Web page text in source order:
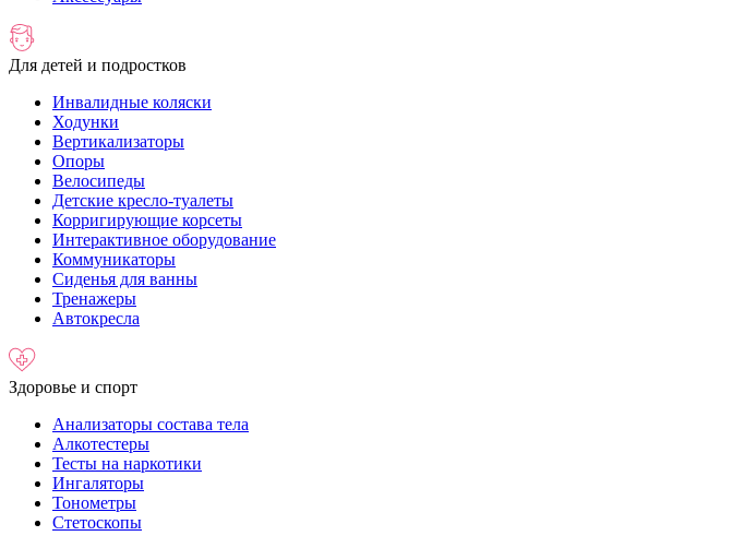
Для детей и подростков
Инвалидные коляски
Ходунки
Вертикализаторы
Опоры
Велосипеды
Детские кресло-туалеты
Корригирующие корсеты
Интерактивное оборудование
Коммуникаторы
Сиденья для ванны
Тренажеры
Автокресла
Здоровье и спорт
Анализаторы состава тела
Алкотестеры
Тесты на наркотики
Ингаляторы
Тонометры
Стетоскопы